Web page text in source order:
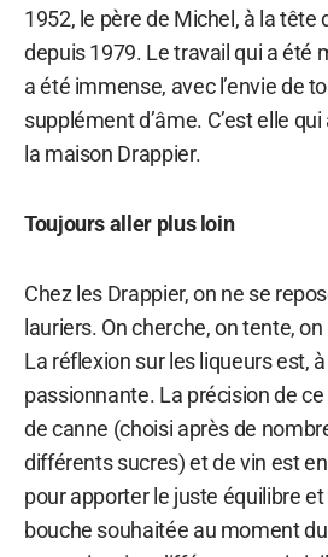
1952, le père de Michel, à la tête
depuis 1979. Le travail qui a été
a été immense, avec l’envie de
supplément d’âme. C’est elle
la maison Drappier.
Toujours aller plus loin
Chez les Drappier, on ne se
lauriers. On cherche, on tente,
La réflexion sur les liqueurs est,
passionnante. La précision de
de canne (choisi après de
différents sucres) et de vin est
pour apporter le juste équilibre
bouche souhaitée au moment